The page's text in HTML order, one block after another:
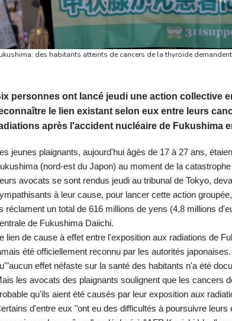
des habitants atteints de cancers de la thyroïde
personnes ont lancé jeudi une action collective
le lien existant selon eux entre leurs
après l'accident nucléaire de Fukushima
jeunes plaignants, aujourd'hui âgés de 17 à 27 ans,
(nord-est du Japon) au moment de la
avocats se sont rendus jeudi au tribunal de Tokyo,
à leur cause, pour lancer cette action
réclament un total de 616 millions de yens (4,8 millions
de Fukushima Daiichi.
lien de cause à effet entre l'exposition aux radiations de
été officiellement reconnu par les autorités
effet néfaste sur la santé des habitants n'a été
les avocats des plaignants soulignent que les cancers
qu'ils aient été causés par leur exposition aux
d'entre eux "ont eu des difficultés à poursuivre